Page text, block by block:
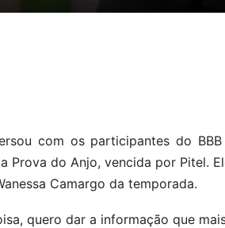
com os participantes do
Prova do Anjo, vencida por Pitel.
Camargo da temporada.
quero dar a informação que